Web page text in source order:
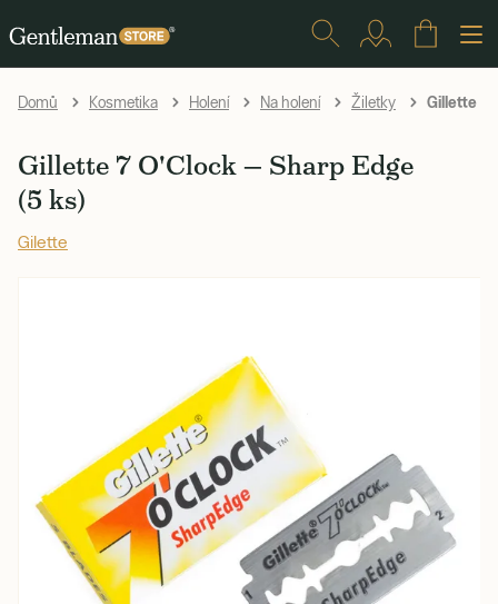
Domů Kosmetika Holení Na holení Žiletky Gillette 7
Gillette 7 O'Clock — Sharp Edge
(5 ks)
Gilette